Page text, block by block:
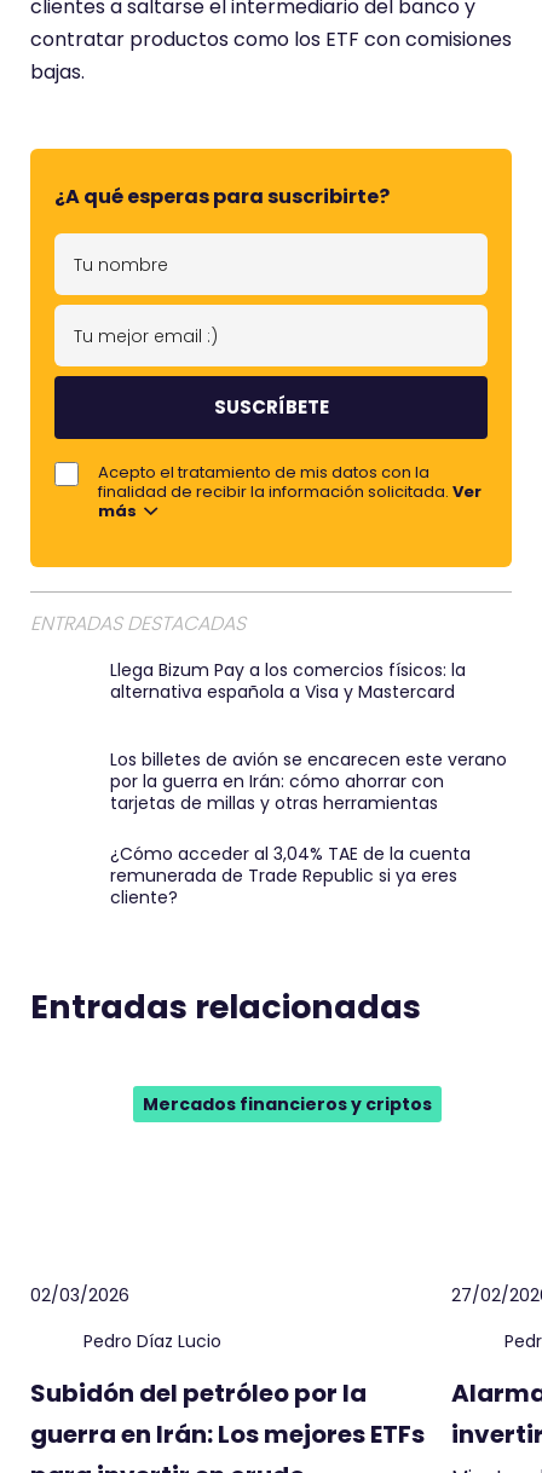
clientes a saltarse el intermediario del banco y
contratar productos como los ETF con comisiones
bajas.
¿A qué esperas para suscribirte?
T
n
m
r
e
T
m
o
a
Acepto el tratamiento de mis datos con la
finalidad de recibir la información solicitada. Ver
más
ENTRADAS DESTACADAS
Llega Bizum Pay a los comercios físicos: la
alternativa española a Visa y Mastercard
Los billetes de avión se encarecen este verano
por la guerra en Irán: cómo ahorrar con
tarjetas de millas y otras herramientas
¿Cómo acceder al 3,04% TAE de la cuenta
remunerada de Trade Republic si ya eres
cliente?
Entradas relacionadas
Mercados financieros y criptos
02/03/2026
Pedro Díaz Lucio
Subidón del petróleo por la
guerra en Irán: Los mejores ETFs
27/02/